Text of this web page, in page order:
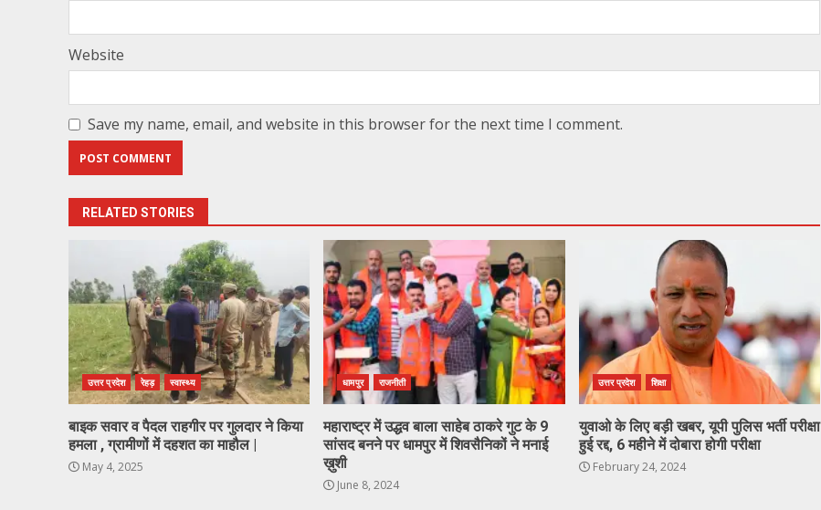
Website
Save my name, email, and website in this browser for the next time I comment.
RELATED STORIES
उत्तर प्रदेश रेहड़ स्वास्थ्य
बाइक सवार व पैदल राहगीर पर गुलदार ने किया
हमला , ग्रामीणों में दहशत का माहौल |
May 4, 2025
धामपुर राजनीती
महाराष्ट्र में उद्धव बाला साहेब ठाकरे गुट के 9
सांसद बनने पर धामपुर में शिवसैनिकों ने मनाई
ख़ुशी
June 8, 2024
उत्तर प्रदेश शिक्षा
युवाओ के लिए बड़ी खबर, यूपी पुलिस भर्ती परीक्षा
हुई रद्द, 6 महीने में दोबारा होगी परीक्षा
February 24, 2024